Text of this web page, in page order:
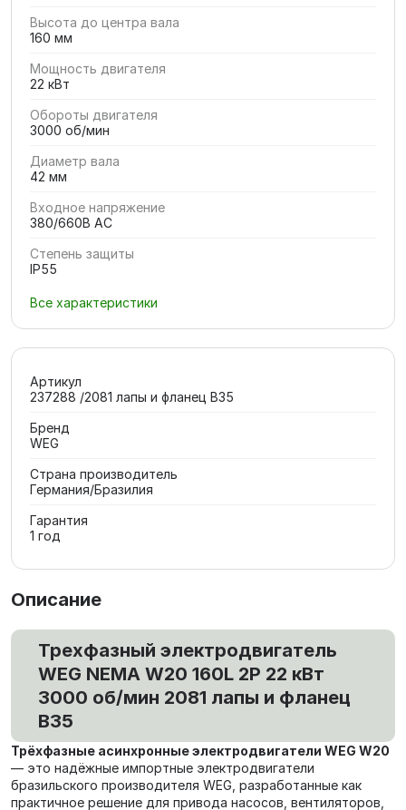
Высота до центра вала
160 мм
Мощность двигателя
22 кВт
Обороты двигателя
3000 об/мин
Диаметр вала
42 мм
Входное напряжение
380/660В AC
Степень защиты
IP55
Все характеристики
Артикул
237288 /2081 лапы и фланец В35
Бренд
WEG
Страна производитель
Германия/Бразилия
Гарантия
1 год
Описание
Трехфазный электродвигатель
WEG NEMA W20 160L 2P 22 кВт
3000 об/мин 2081 лапы и фланец
В35
Трёхфазные асинхронные электродвигатели WEG W20
— это надёжные импортные электродвигатели
бразильского производителя WEG, разработанные как
практичное решение для привода насосов, вентиляторов,